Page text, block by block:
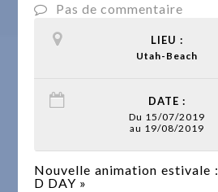
Pas de commentaire
LIEU :
Utah-Beach
DATE :
Du 15/07/2019
au 19/08/2019
Nouvelle animation estivale
D DAY »